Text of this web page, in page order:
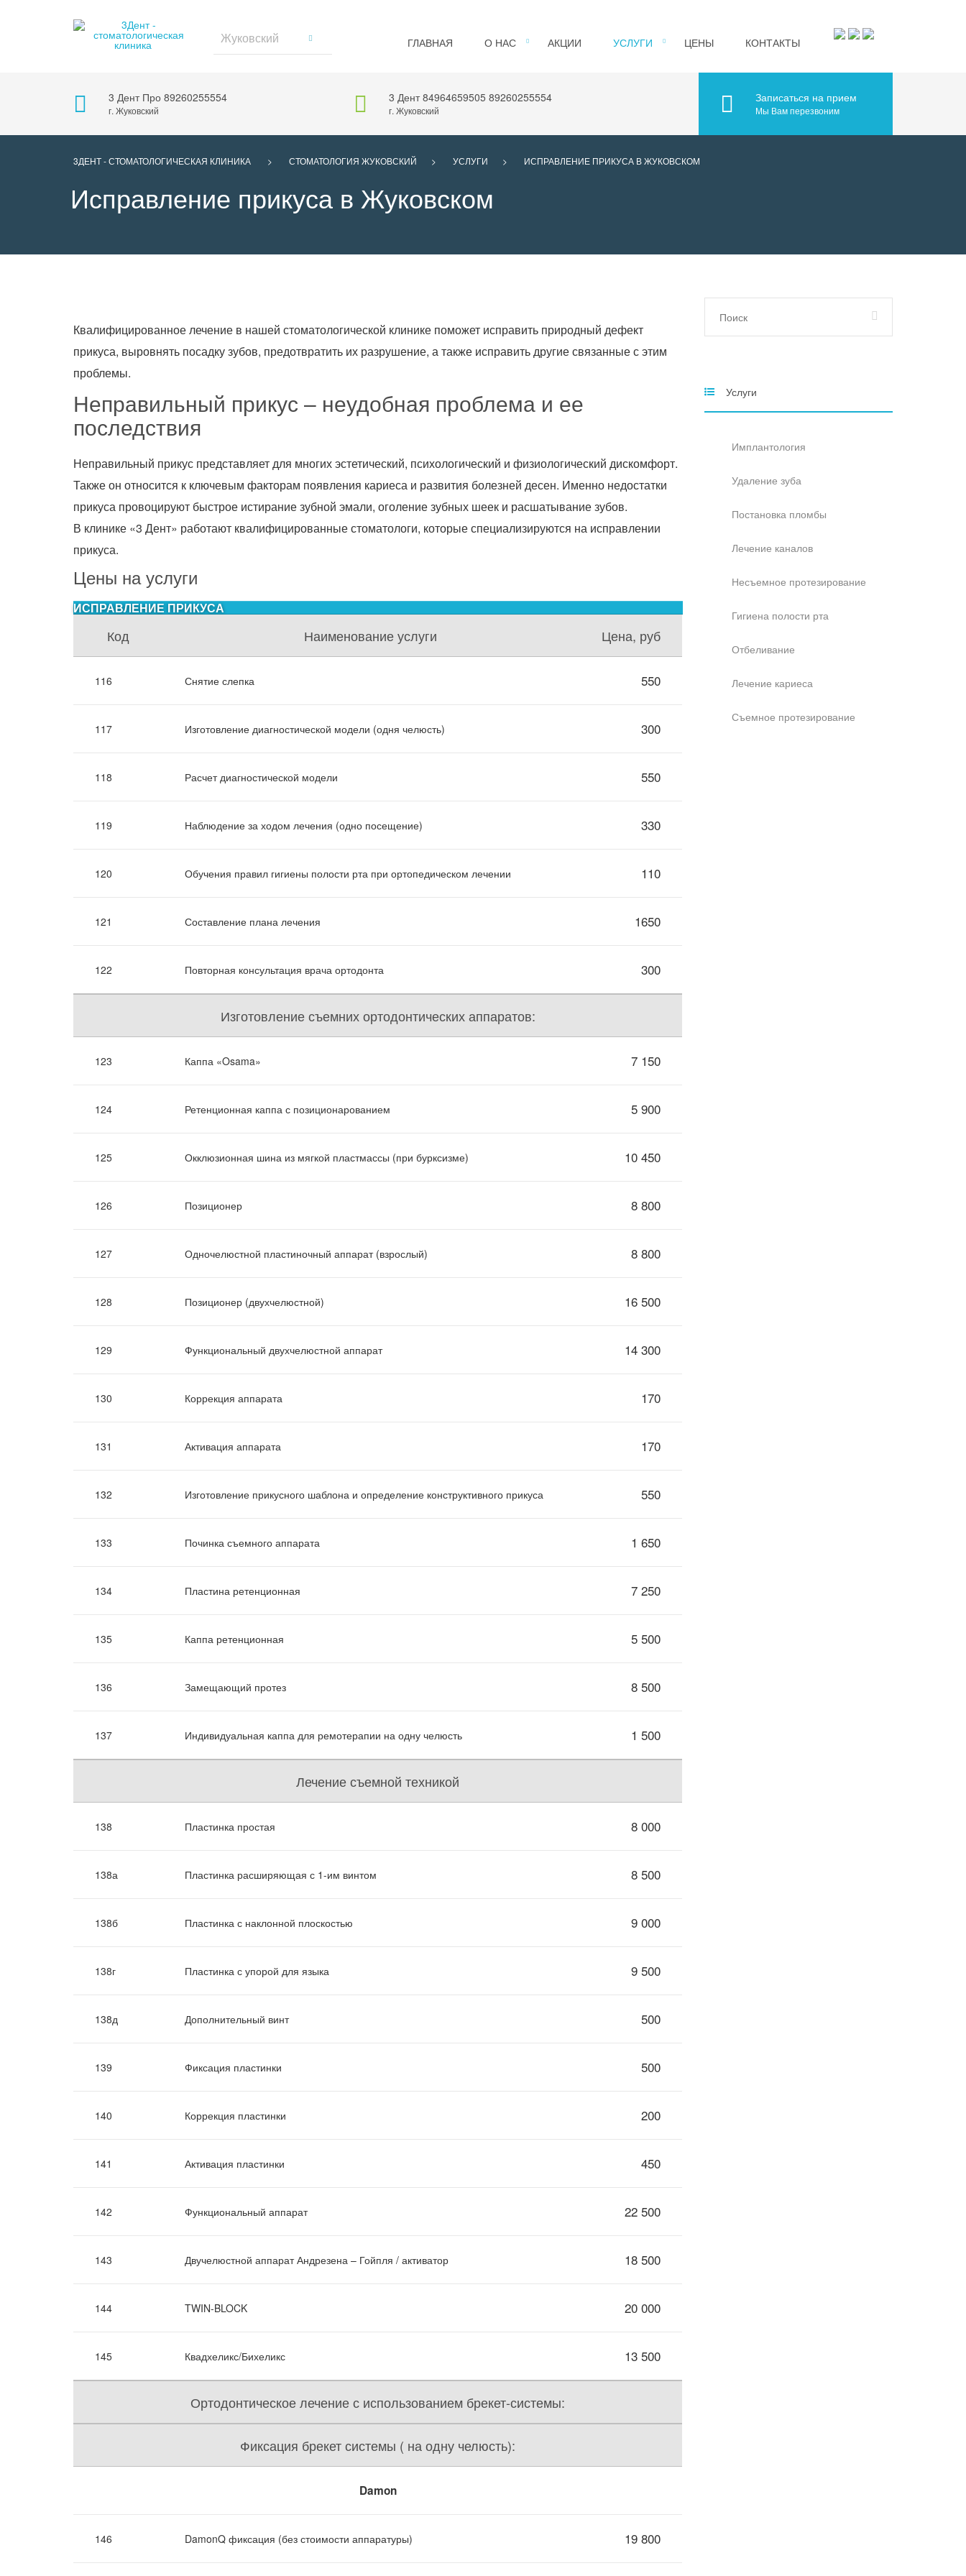
Жуковский ГЛАВНАЯ О НАС АКЦИИ УСЛУГИ ЦЕНЫ КОНТАКТЫ
3 Дент Про 89260255554
г. Жуковский
3 Дент84964659505 89260255554
г. Жуковский
Записаться на прием
Мы Вам перезвоним
3ДЕНТ - СТОМАТОЛОГИЧЕСКАЯ КЛИНИКА > СТОМАТОЛОГИЯ ЖУКОВСКИЙ > УСЛУГИ > ИСПРАВЛЕНИЕ ПРИКУСА В ЖУКОВСКОМ
Исправление прикуса в Жуковском
Квалифицированное лечение в нашей стоматологической клинике поможет исправить природный дефект
прикуса, выровнять посадку зубов, предотвратить их разрушение, а также исправить другие связанные с этим
проблемы.
Неправильный прикус – неудобная проблема и ее
последствия
Неправильный прикус представляет для многих эстетический, психологический и физиологический дискомфорт.
Также он относится к ключевым факторам появления кариеса и развития болезней десен. Именно недостатки
прикуса провоцируют быстрое истирание зубной эмали, оголение зубных шеек и расшатывание зубов.
В клинике «3 Дент» работают квалифицированные стоматологи, которые специализируются на исправлении
прикуса.
Цены на услуги
ИСПРАВЛЕНИЕ ПРИКУСА
Код Наименование услуги Цена, руб
116 Снятие слепка 550
117 Изготовление диагностической модели (одня челюсть) 300
118 Расчет диагностической модели 550
119 Наблюдение за ходом лечения (одно посещение) 330
120 Обучения правил гигиены полости рта при ортопедическом лечении 110
121 Составление плана лечения 1650
122 Повторная консультация врача ортодонта 300
Изготовление съемних ортодонтических аппаратов:
123 Каппа «Osama» 7 150
124 Ретенционная каппа с позиционарованием 5 900
125 Окклюзионная шина из мягкой пластмассы (при бурксизме) 10 450
126 Позиционер 8 800
127 Одночелюстной пластиночный аппарат (взрослый) 8 800
128 Позиционер (двухчелюстной) 16 500
129 Функциональный двухчелюстной аппарат 14 300
130 Коррекция аппарата 170
131 Активация аппарата 170
132 Изготовление прикусного шаблона и определение конструктивного прикуса 550
133 Починка съемного аппарата 1 650
134 Пластина ретенционная 7 250
135 Каппа ретенционная 5 500
136 Замещающий протез 8 500
137 Индивидуальная каппа для ремотерапии на одну челюсть 1 500
Лечение съемной техникой
138 Пластинка простая 8 000
138а Пластинка расширяющая с 1-им винтом 8 500
138б Пластинка с наклонной плоскостью 9 000
138г Пластинка с упорой для языка 9 500
138д Дополнительный винт 500
139 Фиксация пластинки 500
140 Коррекция пластинки 200
141 Активация пластинки 450
142 Функциональный аппарат 22 500
143 Двучелюстной аппарат Андрезена – Гойпля / активатор 18 500
144 TWIN-BLOCK 20 000
145 Квадхеликс/Бихеликс 13 500
Ортодонтическое лечение с использованием брекет-системы:
Фиксация брекет системы ( на одну челюсть):
Damon
146 DamonQ фиксация (без стоимости аппаратуры) 19 800
Услуги
Имплантология
Удаление зуба
Постановка пломбы
Лечение каналов
Несъемное протезирование
Гигиена полости рта
Отбеливание
Лечение кариеса
Съемное протезирование